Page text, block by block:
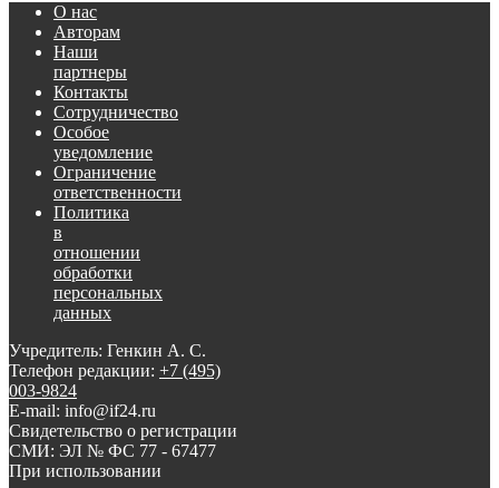
О нас
Авторам
Наши
партнеры
Контакты
Сотрудничество
Особое
уведомление
Ограничение
ответственности
Политика
в
отношении
обработки
персональных
данных
Учредитель: Генкин А. С.
Телефон редакции: +7 (495)
003-9824
E-mail: info@if24.ru
Свидетельство о регистрации
СМИ: ЭЛ № ФС 77 - 67477
При использовании